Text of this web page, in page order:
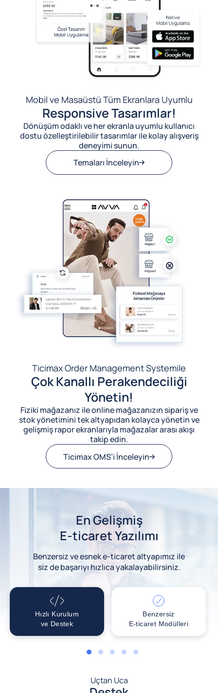
Mobil ve Masaüstü Tüm Ekranlara Uyumlu
Responsive Tasarımlar!
Dönüşüm odaklı ve her ekranla uyumlu kullanıcı
dostu özelleştirilebilir tasarımlar ile kolay alışveriş
deneyimi sunun.
Temaları İnceleyin
Ticimax Order Management Systemile
Çok Kanallı Perakendeciliği
Yönetin!
Fiziki mağazanız ile online mağazanızın sipariş ve
stok yönetimini tek altyapıdan kolayca yönetin ve
gelişmiş rapor ekranlarıyla mağazalar arası akışı
takip edin.
Ticimax OMS’i İnceleyin
En Gelişmiş
E-ticaret Yazılımı
Benzersiz ve esnek e-ticaret altyapımız ile
siz de başarıyı hızlıca yakalayabilirsiniz.
Hızlı Kurulum
ve Destek
Benzersiz
E-ticaret Modülleri
1 2 3 4 5
Uçtan Uca